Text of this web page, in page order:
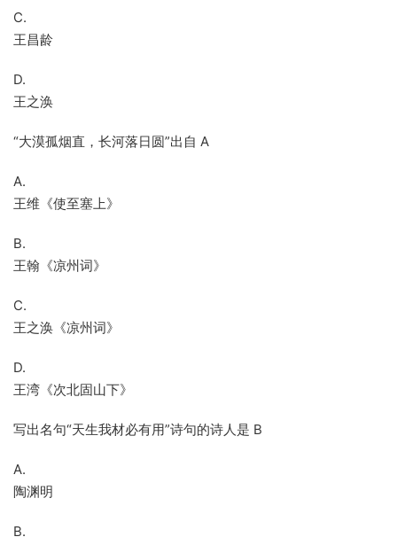
C.
王昌龄
D.
王之涣
“大漠孤烟直，长河落日圆”出自 A
A.
王维《使至塞上》
B.
王翰《凉州词》
C.
王之涣《凉州词》
D.
王湾《次北固山下》
写出名句“天生我材必有用”诗句的诗人是 B
A.
陶渊明
B.